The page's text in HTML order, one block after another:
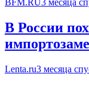
BFM.RU3 месяца
В России
Lenta.ru3 месяца